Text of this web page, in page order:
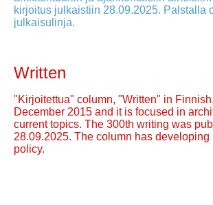
kirjoitus julkaistiin 28.09.2025. Palstalla
julkaisulinja.
Written
"Kirjoitettua" column, "Written" in
December 2015 and it is focused in
current topics. The 300th writing was
28.09.2025. The column has developing
policy.